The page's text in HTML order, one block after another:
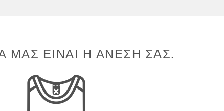
ΜΑΣ ΕΊΝΑΙ Η ΆΝΕΣΉ ΣΑΣ.